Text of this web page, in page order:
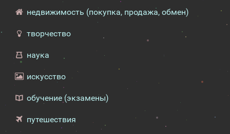
недвижимость (покупка, продажа, обмен)
творчество
наука
искусство
обучение (экзамены)
путешествия